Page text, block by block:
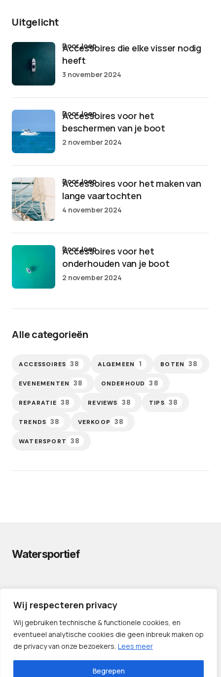
Wij respecteren privacy
Wij gebruiken technische & functionele cookies, en
eventueel analytische cookies die geen inbreuk maken op
de privacy van onze bezoekers. Lees meer
Begrepen
Uitgelicht
Accessoires die elke visser nodig
heeft
door Joep
3 november 2024
Accessoires voor het
beschermen van je boot
door Joep
2 november 2024
Accessoires voor het maken van
lange vaartochten
door Joep
4 november 2024
Accessoires voor het
onderhouden van je boot
door Joep
2 november 2024
Alle categorieën
ACCESSOIRES 38 ALGEMEEN 1 BOTEN 38
EVENEMENTEN 38 ONDERHOUD 38
REPARATIE 38 REVIEWS 38 TIPS 38
TRENDS 38 VERKOOP 38
WATERSPORT 38
Watersportief
CONTACT
©️ 2024 — Watersportief.